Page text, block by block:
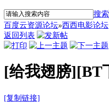
搜索
百度云资源论坛»西西电影论坛
返回列表
[给我翅膀][BT
[复制链接]